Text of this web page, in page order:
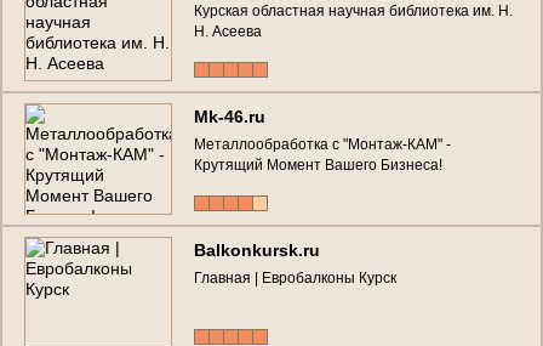
Курская областная научная библиотека им. Н.
Н. Асеева
Mk-46.ru
Металлообработка с "Монтаж-КАМ" -
Крутящий Момент Вашего Бизнеса!
Balkonkursk.ru
Главная | Евробалконы Курск